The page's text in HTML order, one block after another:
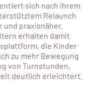
sich nach ihrem
Relaunch
praxisnäher.
erhalten damit
die Kinder
zu mehr Bewegung
von Turnstunden,
deutlich erleichtert.